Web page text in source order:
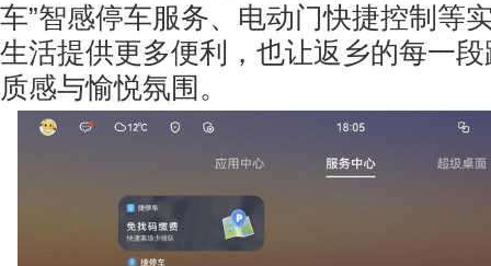
车”智感停车服务、电动门快捷控制等
生活提供更多便利，也让返乡的每一
质感与愉悦氛围。